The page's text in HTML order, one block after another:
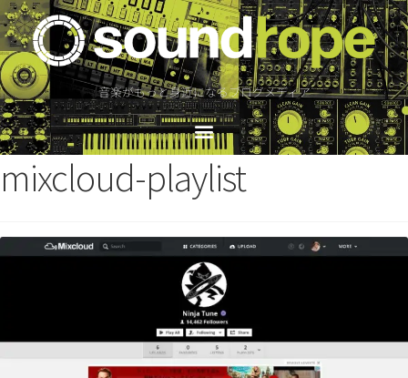
音楽がもっと身近になるブログメディア
mixcloud-playlist